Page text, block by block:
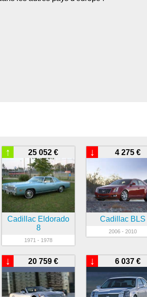
25 052 €
↑
Cadillac Eldorado
8
1971 - 1978
4 275 €
↓
Cadillac BLS
2006 - 2010
20 759 €
↓ 6 037 €
↓